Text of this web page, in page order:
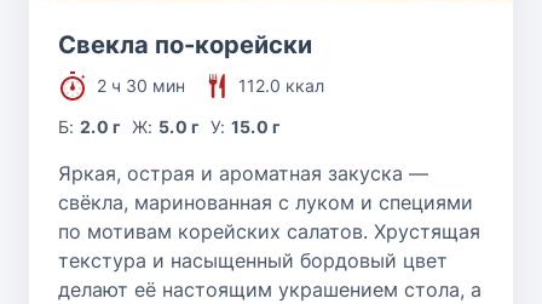
Свекла по-корейски
2 ч 30 мин
112.0 ккал
Б:2.0 г Ж: 5.0 г У: 15.0 г
Яркая, острая и ароматная закуска —
свёкла, маринованная с луком и специями
по мотивам корейских салатов. Хрустящая
текстура и насыщенный бордовый цвет
делают её настоящим украшением стола, а